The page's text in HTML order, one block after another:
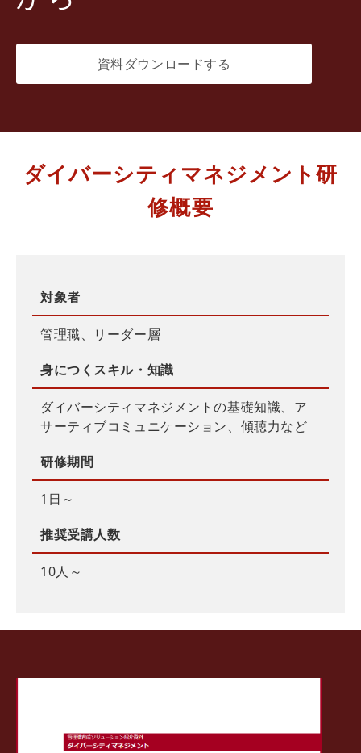
資料ダウンロードする
ダイバーシティマネジメント研
修概要
対象者
管理職、リーダー層
身につくスキル・知識
ダイバーシティマネジメントの基礎知識、ア
サーティブコミュニケーション、傾聴力など
研修期間
1日～
推奨受講人数
10人～